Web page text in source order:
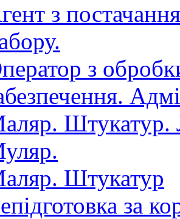
з
з
Штукатур.
Штукатур
за